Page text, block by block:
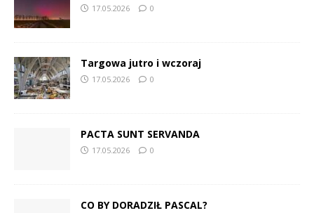
17.05.2026 0
Targowa jutro i wczoraj
17.05.2026 0
PACTA SUNT SERVANDA
17.05.2026 0
CO BY DORADZIŁ PASCAL?